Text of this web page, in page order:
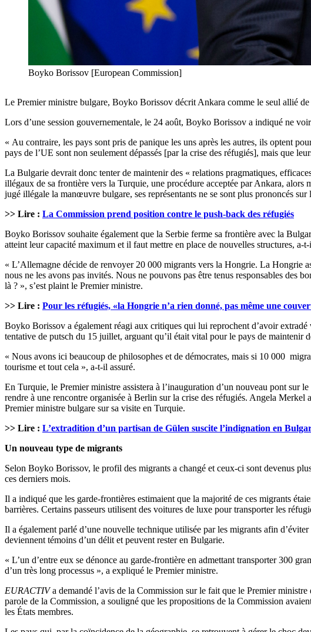
Boyko Borissov [European Commission]
Le Premier ministre bulgare, Boyko Borissov décrit Ankara comme le seul allié
Lors d’une session gouvernementale, le 24 août, Boyko Borissov a indiqué ne
« Au contraire, les pays sont pris de panique les uns après les autres, ils optent
pays de l’UE sont non seulement dépassés [par la crise des réfugiés], mais que
La Bulgarie devrait donc tenter de maintenir des « relations pragmatiques,
illégaux de sa frontière vers la Turquie, une procédure acceptée par Ankara, alors
jugé illégale la manœuvre bulgare, ses représentants ne se sont plus prononcés sur
>> Lire : La Commission prend position contre le push-back des réfugiés
Boyko Borissov souhaite également que la Serbie ferme sa frontière avec la
atteint leur capacité maximum et il faut mettre en place de nouvelles structures,
« L’Allemagne décide de renvoyer 20 000 migrants vers la Hongrie. La Hongrie
nous ne les avons pas invités. Nous ne pouvons pas être tenus responsables des
là ? », s’est plaint le Premier ministre.
>> Lire : Pour les réfugiés, «la Hongrie n’a rien donné, pas même une
Boyko Borissov a également réagi aux critiques qui lui reprochent d’avoir
tentative de putsch du 15 juillet, arguant qu’il était vital pour le pays de maintenir
« Nous avons ici beaucoup de philosophes et de démocrates, mais si 10 000
tourisme et tout cela », a-t-il assuré.
En Turquie, le Premier ministre assistera à l’inauguration d’un nouveau pont sur
rendre à une rencontre organisée à Berlin sur la crise des réfugiés. Angela
Premier ministre bulgare sur sa visite en Turquie.
>> Lire : L’extradition d’un partisan de Gülen suscite l’indignation en
Un nouveau type de migrants
Selon Boyko Borissov, le profil des migrants a changé et ceux-ci sont devenus
ces derniers mois.
Il a indiqué que les garde-frontières estimaient que la majorité de ces migrants
barrières. Certains passeurs utilisent des voitures de luxe pour transporter les
Il a également parlé d’une nouvelle technique utilisée par les migrants afin
deviennent témoins d’un délit et peuvent rester en Bulgarie.
« L’un d’entre eux se dénonce au garde-frontière en admettant transporter 300
d’un très long processus », a expliqué le Premier ministre.
EURACTIVa demandé l’avis de la Commission sur le fait que le Premier
parole de la Commission, a souligné que les propositions de la Commission
les États membres.